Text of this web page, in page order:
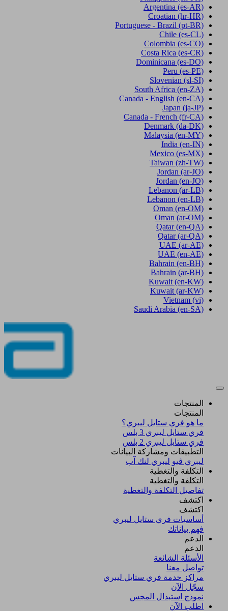
Argentina (es-AR)
Croatian (hr-HR)
Portuguese - Brazil (pt-BR)
Chile (es-CL)
Colombia (es-CO)
Costa Rica (es-CR)
Dominicana (es-DO)
Peru (es-PE)
Slovenian (sl-SI)
South Africa (en-ZA)
Canada - English (en-CA)
Japan (ja-JP)
Canada - French (fr-CA)
Denmark (da-DK)
Malaysia (en-MY)
India (en-IN)
Mexico (es-MX)
Taiwan (zh-TW)
Jordan (ar-JO)
Jordan (en-JO)
Lebanon (ar-LB)
Lebanon (en-LB)
Oman (en-OM)
Oman (ar-OM)
Qatar (en-QA)
Qatar (ar-QA)
UAE (ar-AE)
UAE (en-AE)
Bahrain (en-BH)
Bahrain (ar-BH)
Kuwait (en-KW)
Kuwait (ar-KW)
Vietnam (vi)
Saudi Arabia (en-SA)
المنتجات
المنتجات
ما هو فري ستايل ليبري؟
فري ستايل ليبري 3 بلس​
فري ستايل ليبري 2 بلس​
التطبيقات ومشاركة البيانات
ليبري ڤيو ليبري لنك آب
التكلفة والتغطية
التكلفة والتغطية
تفاصيل التكلفة والتغطية
اكتشف​
اكتشف​
أساسيات فري ستايل ليبري
فهم بياناتك
الدعم
الدعم
الأسئلة الشائعة
تواصل معنا
مراكز خدمة فري ستايل ليبري
سجّل الآن​
نموذج استبدال المجس
اطلب الآن